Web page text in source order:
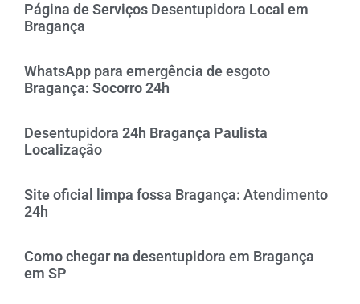
Página de Serviços Desentupidora Local em
Bragança
WhatsApp para emergência de esgoto
Bragança: Socorro 24h
Desentupidora 24h Bragança Paulista
Localização
Site oficial limpa fossa Bragança: Atendimento
24h
Como chegar na desentupidora em Bragança
em SP